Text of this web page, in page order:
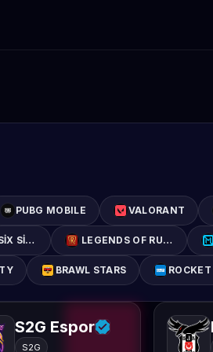
PUBG MOBILE VALORANT
SIEGE LEGENDS OF RUNETERRA
BRAWL STARS
S2G Espor
S2G